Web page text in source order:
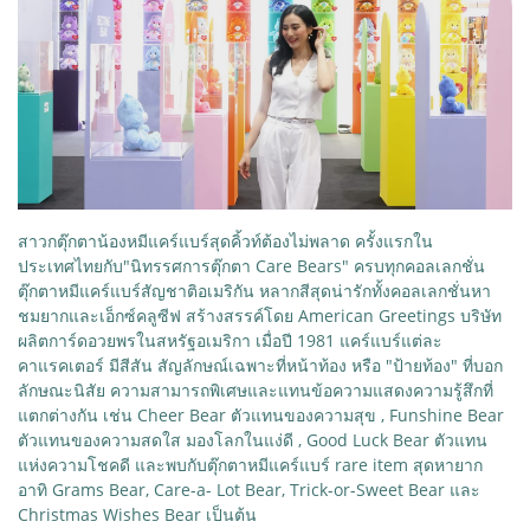
สาวกตุ๊กตาน้องหมีแคร์แบร์สุดคิ้วท์ต้องไม่พลาด ครั้งแรกใน
ประเทศไทยกับ"นิทรรศการตุ๊กตา Care Bears" ครบทุกคอลเลกชั่น
ตุ๊กตาหมีแคร์แบร์สัญชาติอเมริกัน หลากสีสุดน่ารักทั้งคอลเลกชั่นหา
ชมยากและเอ็กซ์คลูซีฟ สร้างสรรค์โดย American Greetings บริษัท
ผลิตการ์ดอวยพรในสหรัฐอเมริกา เมื่อปี 1981 แคร์แบร์แต่ละ
คาแรคเตอร์ มีสีสัน สัญลักษณ์เฉพาะที่หน้าท้อง หรือ "ป้ายท้อง" ที่บอก
ลักษณะนิสัย ความสามารถพิเศษและแทนข้อความแสดงความรู้สึกที่
แตกต่างกัน เช่น Cheer Bear ตัวแทนของความสุข , Funshine Bear
ตัวแทนของความสดใส มองโลกในแง่ดี , Good Luck Bear ตัวแทน
แห่งความโชคดี และพบกับตุ๊กตาหมีแคร์แบร์ rare item สุดหายาก
อาทิ Grams Bear, Care-a- Lot Bear, Trick-or-Sweet Bear และ
Christmas Wishes Bear เป็นต้น